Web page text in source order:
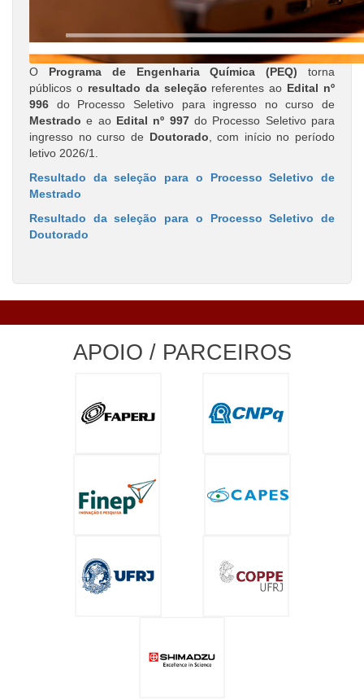
O Programa de Engenharia Química (PEQ) torna
públicos o resultado da seleção referentes ao Edital nº
996 do Processo Seletivo para ingresso no curso de
Mestrado e ao Edital nº 997do Processo Seletivo para
ingresso no curso de Doutorado , com início no período
letivo 2026/1.
Resultado da seleção para o Processo Seletivo de
Mestrado
Resultado da seleção para o Processo Seletivo de
Doutorado
APOIO / PARCEIROS